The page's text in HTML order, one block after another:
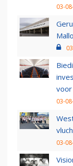
03-
03-
03-